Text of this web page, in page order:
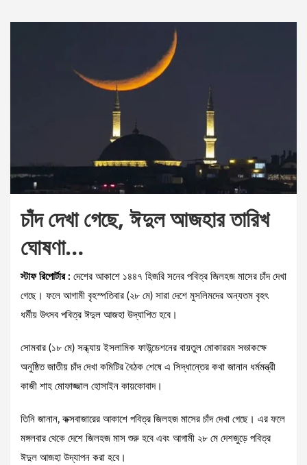
চাঁদ দেখা গেছে, ঈদুল আজহার তারিখ
ঘোষণা…
স্টাফ রিপোর্টার : দেশের আকাশে ১৪৪৭ হিজরি সনের পবিত্র জিলহজ মাসের চাঁদ দেখা
গেছে। ফলে আগামী বৃহস্পতিবার (২৮ মে) সারা দেশে মুসলিমদের অন্যতম বৃহৎ
ধর্মীয় উৎসব পবিত্র ঈদুল আজহা উদ্‌যাপিত হবে।
সোমবার (১৮ মে) সন্ধ্যায় ইসলামিক ফাউন্ডেশনের বায়তুল মোকাররম সভাকক্ষে
অনুষ্ঠিত জাতীয় চাঁদ দেখা কমিটির বৈঠক শেষে এ সিদ্ধান্তের কথা জানান ধর্মমন্ত্রী
কাজী শাহ মোফাজ্জাল হোসাইন কায়কোবাদ।
তিনি জানান, কক্সবাজারের আকাশে পবিত্র জিলহজ মাসের চাঁদ দেখা গেছে। এর ফলে
মঙ্গলবার থেকে দেশে জিলহজ মাস শুরু হবে এবং আগামী ২৮ মে দেশজুড়ে পবিত্র
ঈদুল আজহা উদ্‌যাপন করা হবে।